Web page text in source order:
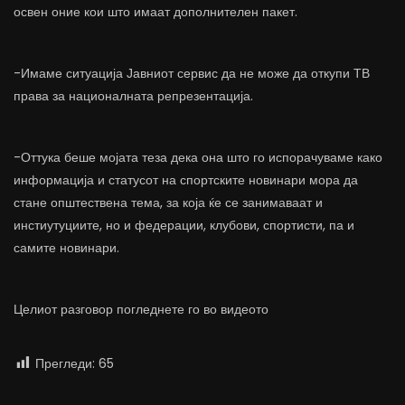
освен оние кои што имаат дополнителен пакет.
-Имаме ситуација Јавниот сервис да не може да откупи ТВ
права за националната репрезентација.
-Оттука беше мојата теза дека она што го испорачуваме како
информација и статусот на спортските новинари мора да
стане општествена тема, за која ќе се занимаваат и
инстиутуциите, но и федерации, клубови, спортисти, па и
самите новинари.
Целиот разговор погледнете го во видеото
Прегледи: 65